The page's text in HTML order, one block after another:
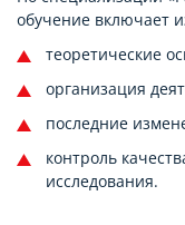
обучение включает
теоретические
организация
последние
контроль
исследования.